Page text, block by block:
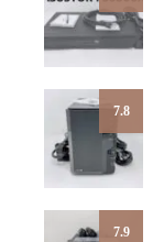
7.8
7.9